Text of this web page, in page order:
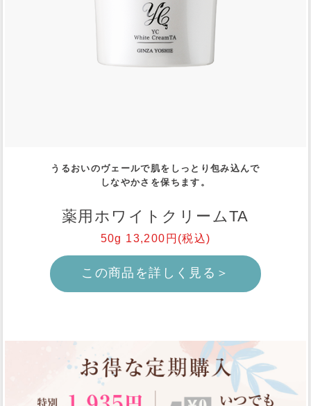
うるおいのヴェールで肌をしっとり包み込んで
しなやかさを保ちます。
薬用ホワイトクリームTA
50g 13,200円(税込)
この商品を詳しく見る＞